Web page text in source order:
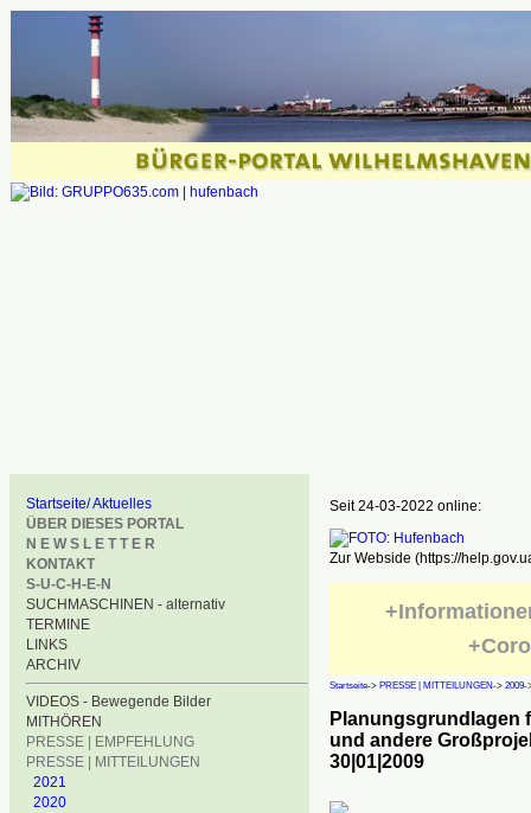
Startseite/ Aktuelles
ÜBER DIESES PORTAL
N E W S L E T T E R
KONTAKT
S-U-C-H-E-N
SUCHMASCHINEN - alternativ
TERMINE
LINKS
ARCHIV
VIDEOS - Bewegende Bilder
MITHÖREN
PRESSE | EMPFEHLUNG
PRESSE | MITTEILUNGEN
2021
2020
Seit 24-03-2022 online:
Zur Webside (https://
Startseite-> PRESSE | MITTEILUNGEN-> 2009-
Planungsgrundlagen
und andere
30|01|2009